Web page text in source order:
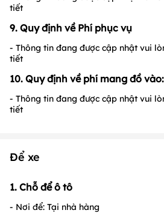
tiết
9. Quy định về Phí phục vụ
- Thông tin đang được cập nhật vui
tiết
10. Quy định về phí mang đồ
- Thông tin đang được cập nhật vui
tiết
Để xe
1. Chỗ để ô tô
- Nơi để: Tại nhà hàng